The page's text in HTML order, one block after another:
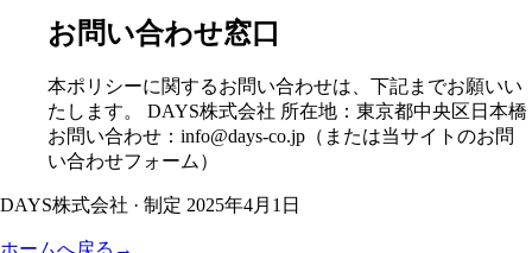
お問い合わせ窓口
本ポリシーに関するお問い合わせは、下記までお願いい
たします。 DAYS株式会社 所在地：東京都中央区日本橋
お問い合わせ：info@days-co.jp（または当サイトのお問
い合わせフォーム）
DAYS株式会社 · 制定 2025年4月1日